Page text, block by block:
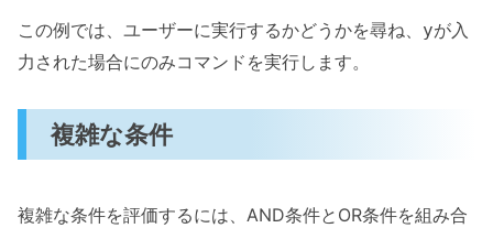
この例では、ユーザーに実行するかどうかを尋ね、 yが入
力された場合にのみコマンドを実行します。
複雑な条件
複雑な条件を評価するには、AND条件とOR条件を組み合